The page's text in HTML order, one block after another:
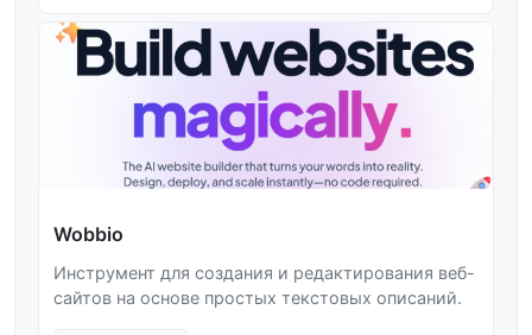
Wobbio
Инструмент для создания и редактирования веб-
сайтов на основе простых текстовых описаний.